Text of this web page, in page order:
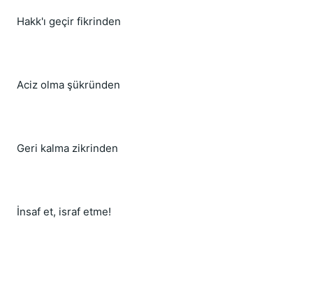
Hakk'ı geçir fikrinden
Aciz olma şükründen
Geri kalma zikrinden
İnsaf et, israf etme!